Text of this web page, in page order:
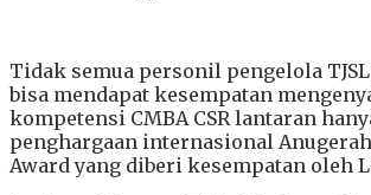
Tidak semua personil pengelola
bisa mendapat kesempatan
kompetensi CMBA CSR lantaran
penghargaan internasional Anugerah
Award yang diberi kesempatan oleh